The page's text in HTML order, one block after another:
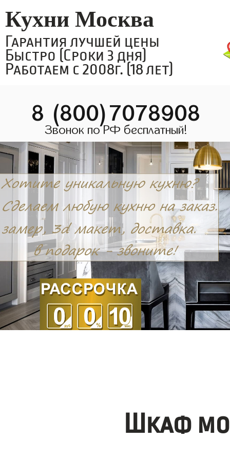
Кухни Москва
Гарантия лучшей цены
Быстро (Сроки 3 дня)
Работаем с 2008г. (18 лет)
8 (800)7078908
Звонок по РФ бесплатный!
Шкаф